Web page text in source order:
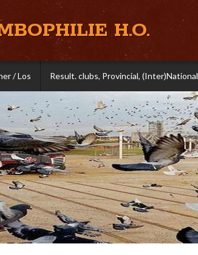
H.O.
/ Los Result. clubs, Provincial, (Inter)National